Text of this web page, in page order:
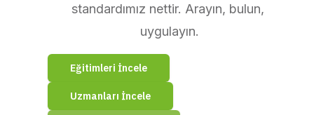
standardımız nettir. Arayın, bulun,
uygulayın.
Eğitimleri İncele
Uzmanları İncele